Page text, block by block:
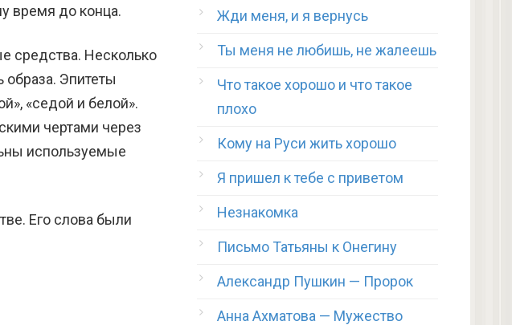
время до конца.
средства. Несколько
образа. Эпитеты
«седой и белой».
чертами через
используемые
Его слова были
Жди меня, и я вернусь
Ты меня не любишь, не жалеешь
Что такое хорошо и что такое
плохо
Кому на Руси жить хорошо
Я пришел к тебе с приветом
Незнакомка
Письмо Татьяны к Онегину
Александр Пушкин — Пророк
Анна Ахматова — Мужество